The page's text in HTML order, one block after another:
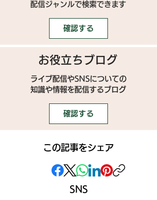
配信ジャンルで検索できます
確認する
お役立ちブログ
ライブ配信やSNSについての
​知識や情報を配信するブログ
確認する
この記事をシェア
SNS